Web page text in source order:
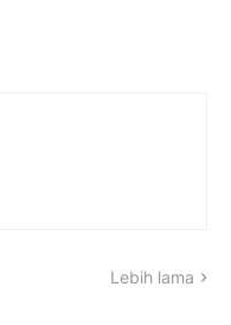
Lebih lama